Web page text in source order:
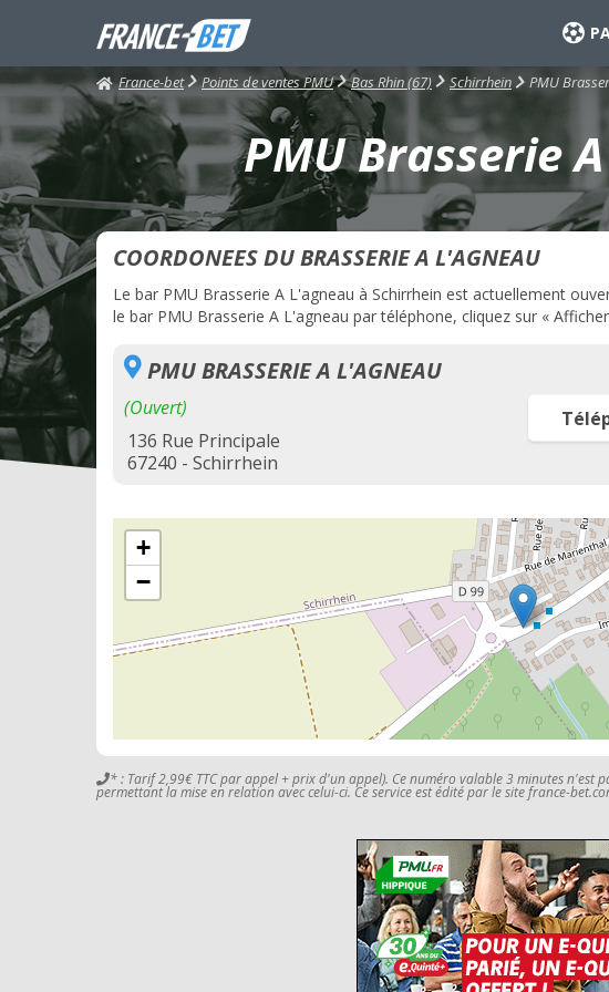
France-bet Points de ventes PMU Bas Rhin (67) Schirrhein PMU
PMU Brasserie
COORDONEES DU BRASSERIE A L'AGNEAU
Le bar PMU Brasserie A L'agneau à Schirrhein est actuellement
le bar PMU Brasserie A L'agneau par téléphone, cliquez sur «
PMU BRASSERIE A L'AGNEAU
(Ouvert)
136 Rue Principale
67240 - Schirrhein
+
−
* : Tarif 2,99€ TTC par appel + prix d'un appel). Ce numéro valable 3 minutes n'est
permettant la mise en relation avec celui-ci. Ce service est édité par le site france-